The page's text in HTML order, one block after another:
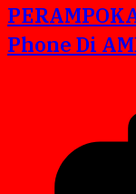
Phone Di